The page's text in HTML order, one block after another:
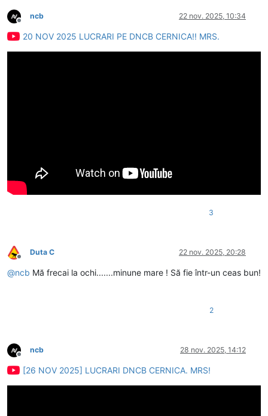
Deconectat
ncb 22 nov. 2025, 10:34
20 NOV 2025 LUCRARI PE DNCB CERNICA!! MRS.
3
Deconectat
Duta C 22 nov. 2025, 20:28
@ncb Mă frecai la ochi.......minune mare ! Să fie într-un ceas bun!
2
Deconectat
ncb 28 nov. 2025, 14:12
[26 NOV 2025] LUCRARI DNCB CERNICA. MRS!